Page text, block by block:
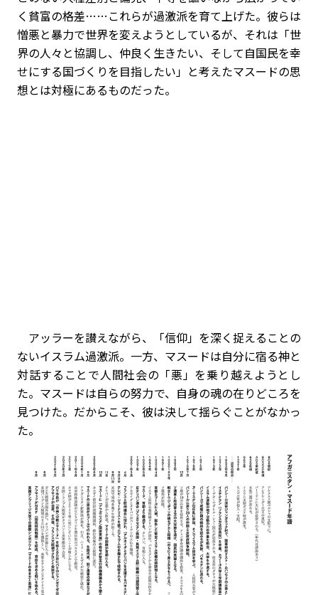
く貧富の格差……これらが過激派を育て上げた。彼らは
憎悪と暴力で世界を変えようとしているが、それは「世
界の人々と協調し、仲良く生きたい、そして自国民を幸
せにする国づくりを目指したい」と考えたマスードの思
想とは対極にあるものだった。
アッラーを讃えながら、「信仰」を深く捉えることの
ないイスラム過激派。一方、マスードは自分に宿る神と
対話することで人間社会の「悪」を乗り越えようとし
た。マスードは自らの努力で、自身の魂の在りどころを
見つけた。だからこそ、彼は決して揺らぐことがなかっ
た。